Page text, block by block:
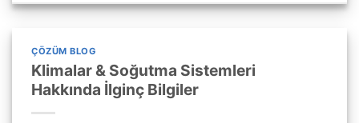
ÇÖZÜM BLOG
Klimalar & Soğutma Sistemleri
Hakkında İlginç Bilgiler